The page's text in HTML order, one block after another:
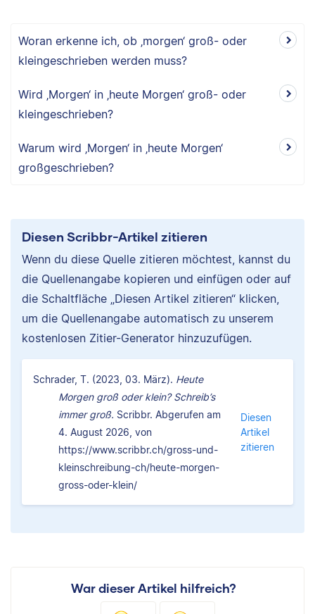
Woran erkenne ich, ob ‚morgen‘ groß- oder
kleingeschrieben werden muss?
Wird ‚Morgen‘ in ‚heute Morgen‘ groß- oder
kleingeschrieben?
Warum wird ‚Morgen‘ in ‚heute Morgen‘
großgeschrieben?
Diesen Scribbr-Artikel zitieren
Wenn du diese Quelle zitieren möchtest, kannst du
die Quellenangabe kopieren und einfügen oder auf
die Schaltfläche „Diesen Artikel zitieren“ klicken,
um die Quellenangabe automatisch zu unserem
kostenlosen Zitier-Generator hinzuzufügen.
Schrader, T. (2023, 03. März). Heute
Morgen groß oder klein? Schreib’s
immer groß. Scribbr. Abgerufen am
4. August 2026, von
https://www.scribbr.ch/gross-und-
kleinschreibung-ch/heute-morgen-
gross-oder-klein/
Diesen
Artikel
zitieren
War dieser Artikel hilfreich?